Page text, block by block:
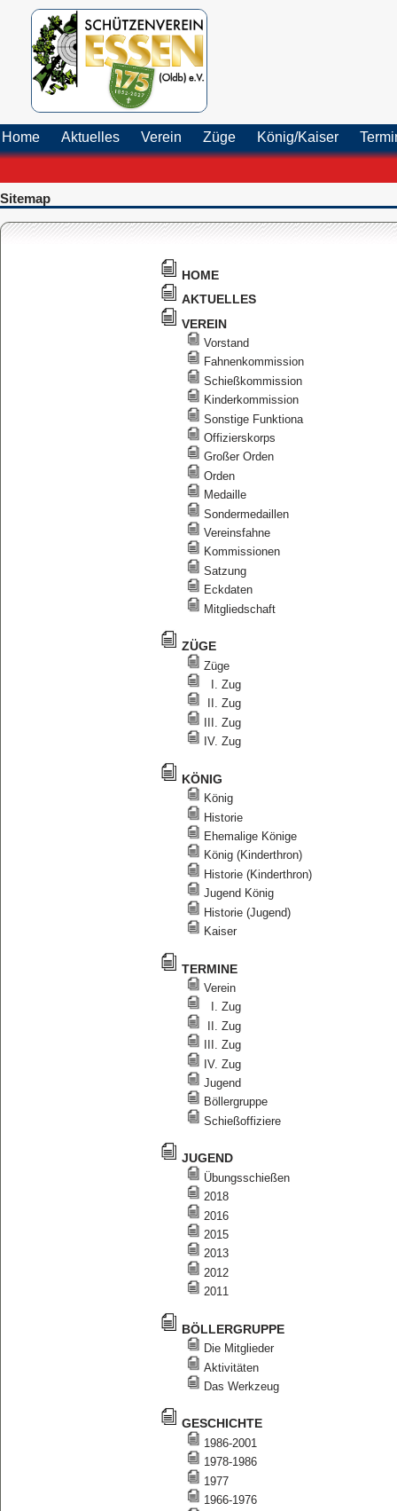
Aktuelles Verein Züge König/Kaiser
Sitemap
HOME
AKTUELLES
VEREIN
Vorstand
Fahnenkommission
Schießkommission
Kinderkommission
Sonstige Funktiona
Offizierskorps
Großer Orden
Orden
Medaille
Sondermedaillen
Vereinsfahne
Kommissionen
Satzung
Eckdaten
Mitgliedschaft
ZÜGE
Züge
I. Zug
II. Zug
III. Zug
IV. Zug
KÖNIG
König
Historie
Ehemalige Könige
König (Kinderthron)
Historie (Kinderthron)
Jugend König
Historie (Jugend)
Kaiser
TERMINE
Verein
I. Zug
II. Zug
III. Zug
IV. Zug
Jugend
Böllergruppe
Schießoffiziere
JUGEND
Übungsschießen
2018
2016
2015
2013
2012
2011
BÖLLERGRUPPE
Die Mitglieder
Aktivitäten
Das Werkzeug
GESCHICHTE
1986-2001
1978-1986
1977
1966-1976